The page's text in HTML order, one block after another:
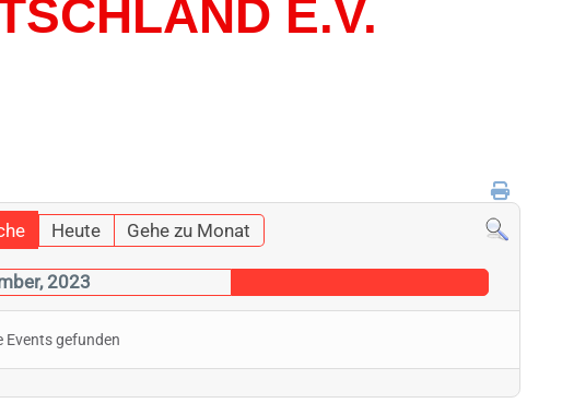
E.V.
Heute Gehe zu Monat
2023
Events gefunden